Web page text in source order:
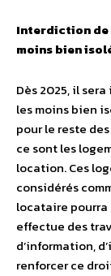
Interdiction de
moins bien
Dès 2025, il
les moins bien
pour le reste
ce sont les
location. Ces
considérés
locataire pourra
effectue des
d’information,
renforcer ce